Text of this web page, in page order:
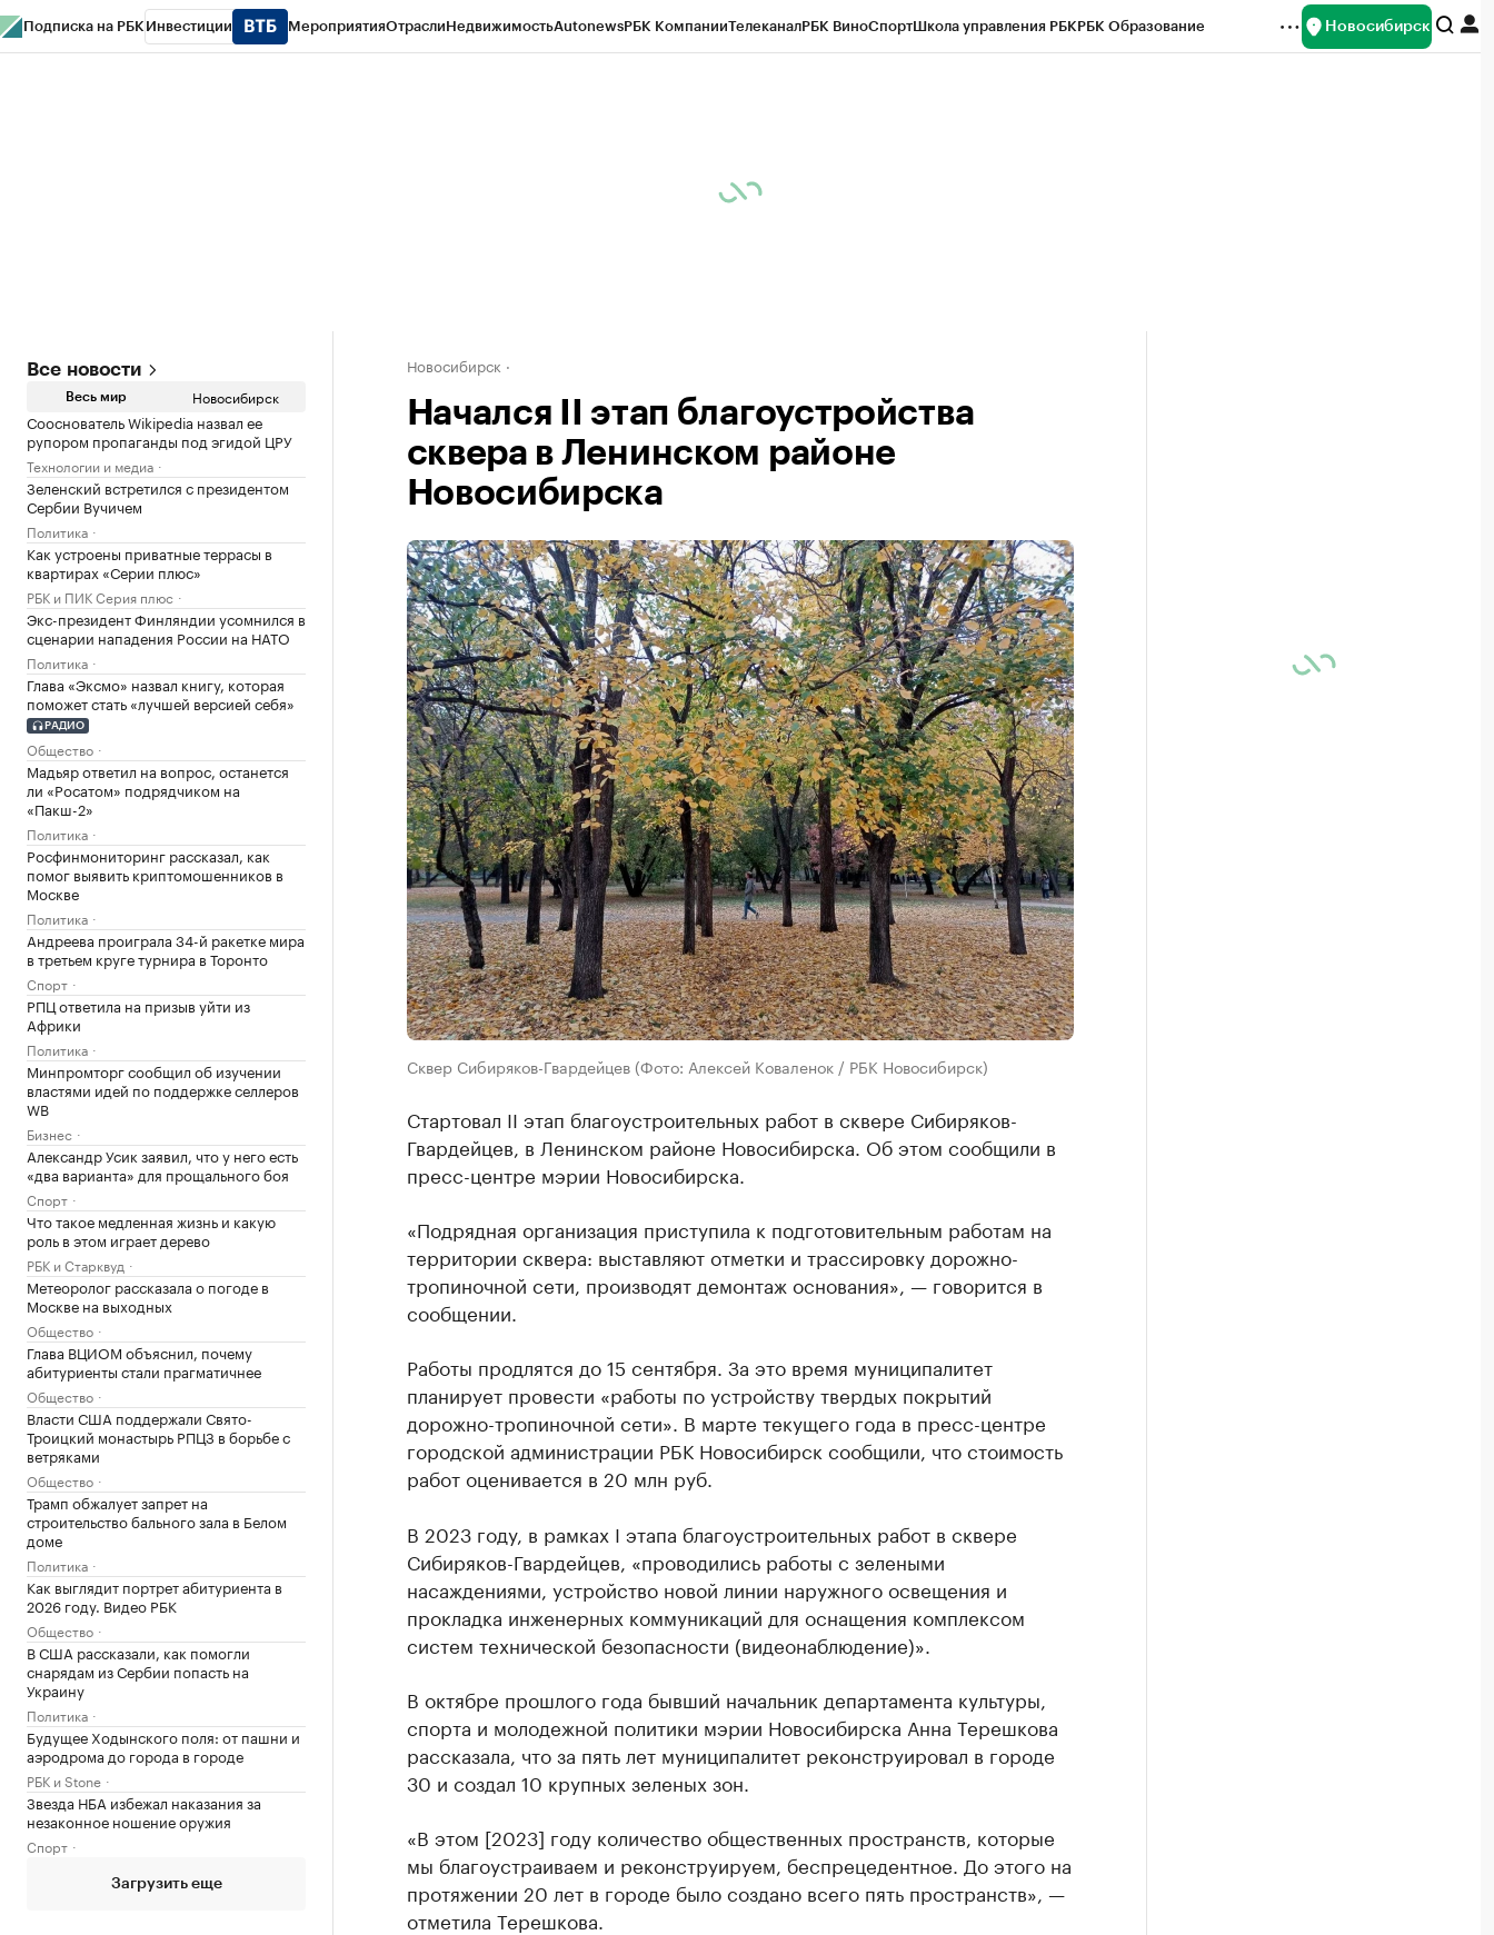
Подписка на РБК Инвестиции МероприятияОтраслиНедвижимостьAutonewsРБК КомпанииТелеканалРБК ВиноСпортШкола управления РБКРБК Образование Новосибирск
Все новости
Весь мир Новосибирск
Сооснователь Wikipedia назвал ее
рупором пропаганды под эгидой ЦРУ
Технологии и медиа
Зеленский встретился с президентом
Сербии Вучичем
Политика
Как устроены приватные террасы в
квартирах «Серии плюс»
РБК и ПИК Серия плюс
Экс-президент Финляндии усомнился в
сценарии нападения России на НАТО
Политика
Глава «Эксмо» назвал книгу, которая
поможет стать «лучшей версией себя»
РАДИО
Общество
Мадьяр ответил на вопрос, останется
ли «Росатом» подрядчиком на
«Пакш-2»
Политика
Росфинмониторинг рассказал, как
помог выявить криптомошенников в
Москве
Политика
Андреева проиграла 34-й ракетке мира
в третьем круге турнира в Торонто
Спорт
РПЦ ответила на призыв уйти из
Африки
Политика
Минпромторг сообщил об изучении
властями идей по поддержке селлеров
WB
Бизнес
Александр Усик заявил, что у него есть
«два варианта» для прощального боя
Спорт
Что такое медленная жизнь и какую
роль в этом играет дерево
РБК и Старквуд
Метеоролог рассказала о погоде в
Москве на выходных
Общество
Глава ВЦИОМ объяснил, почему
абитуриенты стали прагматичнее
Общество
Власти США поддержали Свято-
Троицкий монастырь РПЦЗ в борьбе с
ветряками
Общество
Трамп обжалует запрет на
строительство бального зала в Белом
доме
Политика
Как выглядит портрет абитуриента в
2026 году. Видео РБК
Общество
В США рассказали, как помогли
снарядам из Сербии попасть на
Украину
Политика
Будущее Ходынского поля: от пашни и
аэродрома до города в городе
РБК и Stone
Звезда НБА избежал наказания за
незаконное ношение оружия
Спорт
Загрузить еще
Новосибирск
Начался II этап благоустройства
сквера в Ленинском районе
Новосибирска
Сквер Сибиряков-Гвардейцев (Фото: Алексей Коваленок / РБК Новосибирск)
Стартовал II этап благоустроительных работ в сквере Сибиряков-
Гвардейцев, в Ленинском районе Новосибирска. Об этом сообщили в
пресс-центре мэрии Новосибирска.
«Подрядная организация приступила к подготовительным работам на
территории сквера: выставляют отметки и трассировку дорожно-
тропиночной сети, производят демонтаж основания», — говорится в
сообщении.
Работы продлятся до 15 сентября. За это время муниципалитет
планирует провести «работы по устройству твердых покрытий
дорожно-тропиночной сети». В марте текущего года в пресс-центре
городской администрации РБК Новосибирск сообщили, что стоимость
работ оценивается в 20 млн руб.
В 2023 году, в рамках I этапа благоустроительных работ в сквере
Сибиряков-Гвардейцев, «проводились работы с зелеными
насаждениями, устройство новой линии наружного освещения и
прокладка инженерных коммуникаций для оснащения комплексом
систем технической безопасности (видеонаблюдение)».
В октябре прошлого года бывший начальник департамента культуры,
спорта и молодежной политики мэрии Новосибирска Анна Терешкова
рассказала, что за пять лет муниципалитет реконструировал в городе
30 и создал 10 крупных зеленых зон.
«В этом [2023] году количество общественных пространств, которые
мы благоустраиваем и реконструируем, беспрецедентное. До этого на
протяжении 20 лет в городе было создано всего пять пространств», —
отметила Терешкова.